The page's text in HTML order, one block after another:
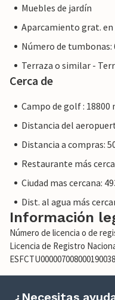
Muebles de jardín
Aparcamiento grat.
Número de tumbonas:
Terraza o similar -
Cerca de
Campo de golf : 18800
Distancia del
Distancia a compras:
Restaurante más
Ciudad mas cercana:
Dist. al agua más
Información
Número de licencia o de
Licencia de Registro